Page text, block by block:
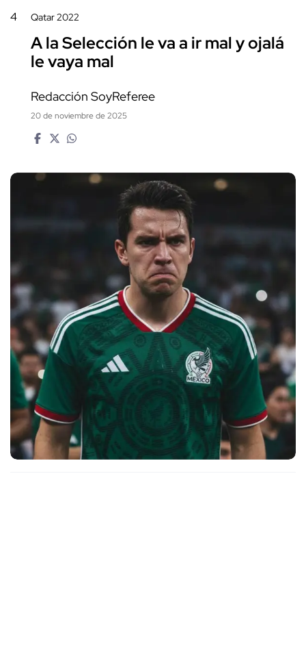
4 Qatar 2022
A la Selección le va a ir mal y ojalá
le vaya mal
Redacción SoyReferee
20 de noviembre de 2025